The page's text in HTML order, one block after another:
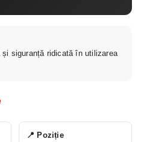
și siguranță ridicată în utilizarea
📍 Poziție